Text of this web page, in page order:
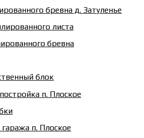
бревна д. Затуленье
листа
бревна
блок
п. Плоское
п. Плоское